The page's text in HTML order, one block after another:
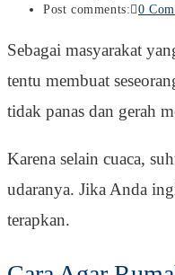
Post comments:
0
Sebagai masyarakat
tentu membuat
tidak panas dan gerah
Karena selain cuaca,
udaranya. Jika Anda
terapkan.